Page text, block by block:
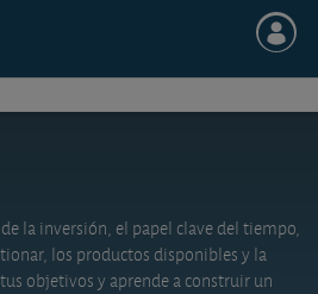
la inversión, el papel clave del tiempo,
los productos disponibles y la
objetivos y aprende a construir un